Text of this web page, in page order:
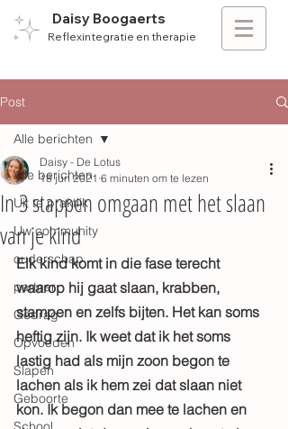
Daisy Boogaerts
Reflexintegratie en therapie
Post
Alle berichten
Uit te praktijk
Uw community
ouderschap
partner
Gedrag
Opvoeden
Slapen
Geboorte
Alle berichten
In 3 stappen omgaan met het slaan
van je kind
Daisy - De Lotus
18 jun 2021 6 minuten om te lezen
Elk kind komt in die fase terecht
waarop hij gaat slaan, krabben,
stampen en zelfs bijten. Het kan soms
heftig zijn. Ik weet dat ik het soms
lastig had als mijn zoon begon te
lachen als ik hem zei dat slaan niet
kon. Ik begon dan mee te lachen en